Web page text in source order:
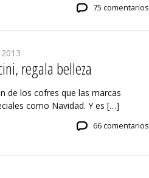
75 comentarios
regala belleza
de los cofres que las marcas
como Navidad. Y es […]
66 comentarios